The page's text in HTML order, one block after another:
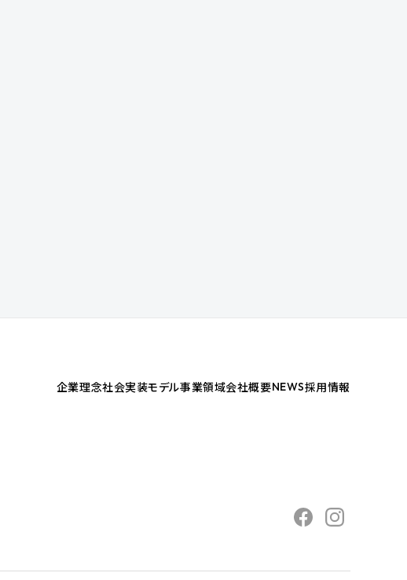
企業理念社会実装モデル事業領域会社概要NEWS採用情報